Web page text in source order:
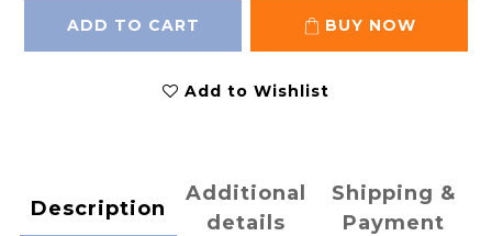
ADD TO CART BUY NOW
Add to Wishlist
Description
Additional
details
Shipping &
Payment